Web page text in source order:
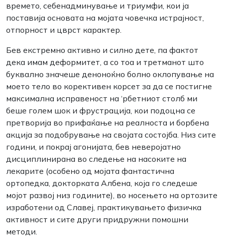
времето, себенадминување и триумфи, кои ја
поставија основата на мојата човечка истрајност,
отпорност и цврст карактер.
Бев екстремно активно и силно дете, па фактот
дека имам деформитет, а со тоа и третманот што
буквално значеше деноноќно болно оклопување на
моето тело во корективен корсет за да се постигне
максимална исправеност на ‘рбетниот столб ми
беше голем шок и фрустрација, кои подоцна се
претворија во прифаќање на реалноста и борбена
акција за подобрување на својата состојба. Низ сите
години, и покрај агонијата, бев неверојатно
дисциплинирана во следење на насоките на
лекарите (особено од мојата фантастична
ортопедка, докторката Албена, која го следеше
мојот развој низ годините), во носењето на ортозите
изработени од Славеј, практикувањето физичка
активност и сите други придружни помошни
методи.